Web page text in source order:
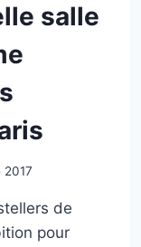
salle
2017
de
pour